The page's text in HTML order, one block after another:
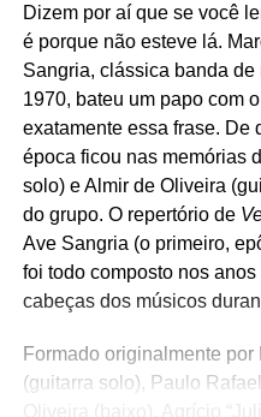
Dizem por aí que se você
é porque não esteve lá.
Sangria, clássica banda
1970, bateu um papo com
exatamente essa frase. De
época ficou nas memórias
solo) e Almir de Oliveira
do grupo. O repertório de
Ave Sangria (o primeiro,
foi todo composto nos
cabeças dos músicos
Formado originalmente
(guitarra solo), Paulo